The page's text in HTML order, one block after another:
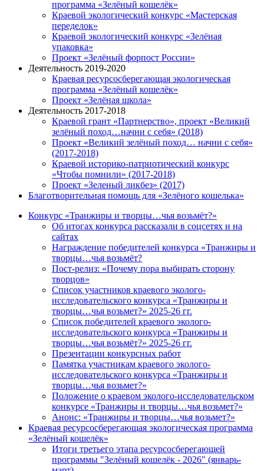
программа «Зелёный кошелёк»
Краевой экологический конкурс «Мастерская
переделок»
Краевой экологический конкурс «Зелёная
упаковка»
Проект «Зелёный форпост России»
Деятельность 2019-2020
Краевая ресурсосберегающая экологическая
программа «Зелёный кошелёк»
Проект «Зелёная школа»
Деятельность 2017-2018
Краевой грант «Партнерство», проект «Великий
зелёный поход…начни с себя» (2018)
Проект «Великий зелёный поход… начни с себя»
(2017-2018)
Краевой историко-патриотический конкурс
«Чтобы помнили» (2017-2018)
Проект «Зеленый ликбез» (2017)
Благотворительная помощь для «Зелёного кошелька»
Конкурс «Транжиры и творцы…чья возьмёт?»
Об итогах конкурса рассказали в соцсетях и на
сайтах
Награждение победителей конкурса «Транжиры и
творцы…чья возьмёт?
Пост-релиз: «Почему пора выбирать сторону
творцов»
Список участников краевого эколого-
исследовательского конкурса «Транжиры и
творцы…чья возьмет?» 2025-26 гг.
Список победителей краевого эколого-
исследовательского конкурса «Транжиры и
творцы…чья возьмёт?» 2025-26 гг.
Презентации конкурсных работ
Памятка участникам краевого эколого-
исследовательского конкурса «Транжиры и
творцы…чья возьмет?»
Положение о краевом эколого-исследовательском
конкурсе «Транжиры и творцы…чья возьмет?»
Анонс: «Транжиры и творцы…чья возьмет?»
Краевая ресурсосберегающая экологическая программа
«Зелёный кошелёк»
Итоги третьего этапа ресурсосберегающей
программы "Зелёный кошелёк - 2026" (январь-